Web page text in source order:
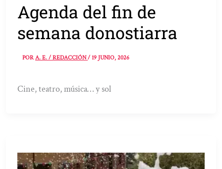
Agenda del fin de
semana donostiarra
PORA. E. / REDACCIÓN/19 JUNIO, 2026
Cine, teatro, música… y sol